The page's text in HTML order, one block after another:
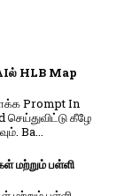
HLB Map
Prompt In
கீழே
Ba...
மற்றும் பள்ளி